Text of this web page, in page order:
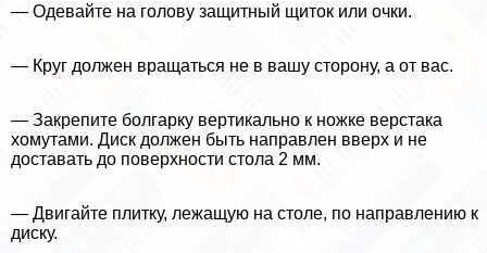
— Одевайте на голову защитный щиток или очки.
— Круг должен вращаться не в вашу сторону, а от вас.
— Закрепите болгарку вертикально к ножке верстака
хомутами. Диск должен быть направлен вверх и не
доставать до поверхности стола 2 мм.
— Двигайте плитку, лежащую на столе, по направлению к
диску.